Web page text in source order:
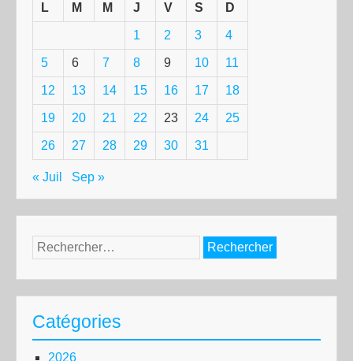
L
M M J V S D
1 2 3 4
5 6 7 8 9 10 11
12 13 14 15 16 17 18
19 20 21 22 23 24 25
26 27 28 29 30 31
« Juil Sep »
Rechercher :
Catégories
2026